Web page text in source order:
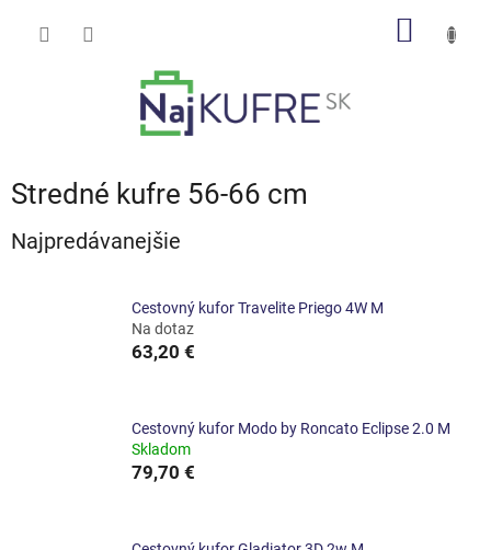
Stredné kufre 56-66 cm
Najpredávanejšie
Cestovný kufor Travelite Priego 4W M
Na dotaz
63,20 €
Cestovný kufor Modo by Roncato Eclipse 2.0 M
Skladom
79,70 €